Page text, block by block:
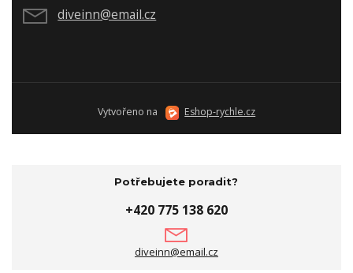
diveinn@email.cz
Vytvořeno na Eshop-rychle.cz
Potřebujete poradit?
+420 775 138 620
diveinn@email.cz